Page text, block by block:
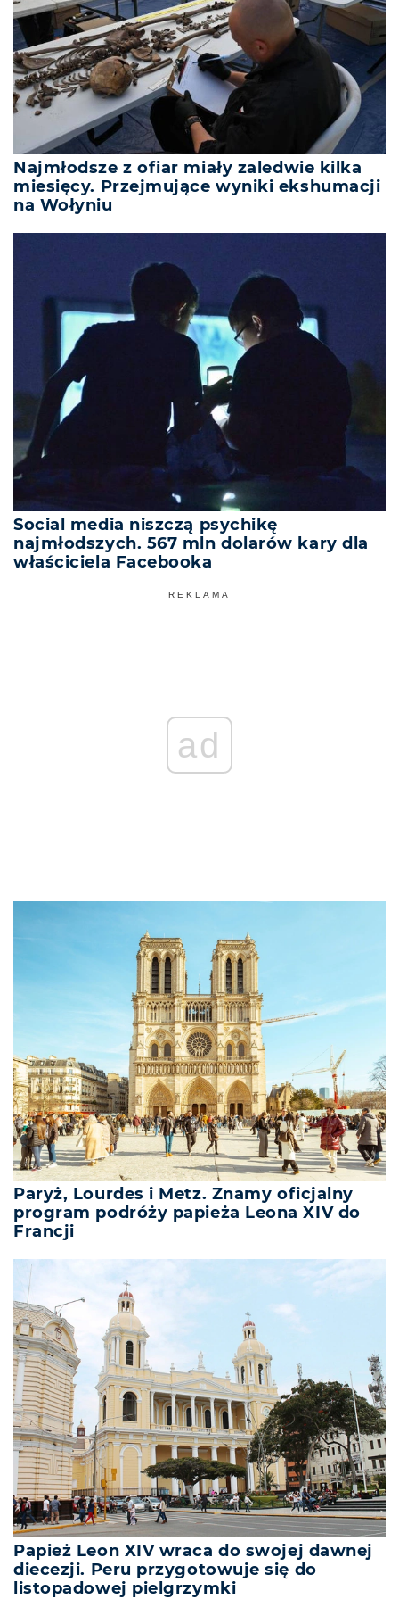
Najmłodsze z ofiar miały zaledwie kilka
miesięcy. Przejmujące wyniki ekshumacji
na Wołyniu
Social media niszczą psychikę
najmłodszych. 567 mln dolarów kary dla
właściciela Facebooka
REKLAMA
ad
Paryż, Lourdes i Metz. Znamy oficjalny
program podróży papieża Leona XIV do
Francji
Papież Leon XIV wraca do swojej dawnej
diecezji. Peru przygotowuje się do
listopadowej pielgrzymki